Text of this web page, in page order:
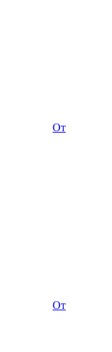
От
От